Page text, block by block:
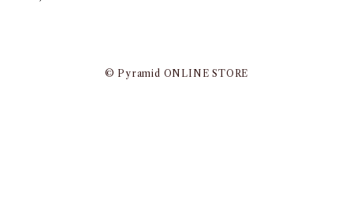
© Pyramid ONLINE STORE